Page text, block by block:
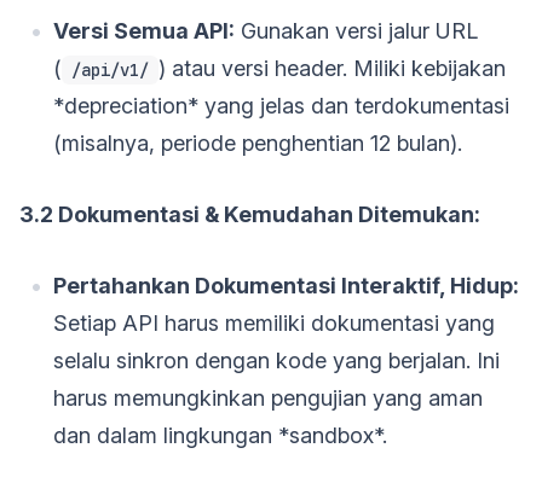
Versi Semua API: Gunakan versi jalur URL
( /api/v1/ ) atau versi header. Miliki kebijakan
*depreciation* yang jelas dan terdokumentasi
(misalnya, periode penghentian 12 bulan).
3.2 Dokumentasi & Kemudahan Ditemukan:
Pertahankan Dokumentasi Interaktif, Hidup:
Setiap API harus memiliki dokumentasi yang
selalu sinkron dengan kode yang berjalan. Ini
harus memungkinkan pengujian yang aman
dan dalam lingkungan *sandbox*.